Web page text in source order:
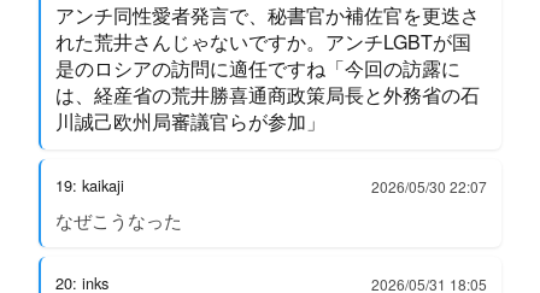
アンチ同性愛者発言で、秘書官か補佐官を更迭さ
れた荒井さんじゃないですか。アンチLGBTが国
是のロシアの訪問に適任ですね「今回の訪露に
は、経産省の荒井勝喜通商政策局長と外務省の石
川誠己欧州局審議官らが参加」
19: kaikaji 2026/05/30 22:07
なぜこうなった
20: inks 2026/05/31 18:05